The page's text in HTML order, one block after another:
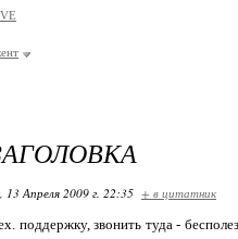
13 Апреля 2009 г. 22:35 + в цитатник
поддержку, звонить туда -